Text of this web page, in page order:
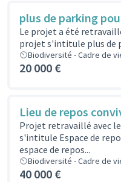
plus de parking
Le projet a été
projet s'intitule plus de
Biodiversité - Cadre de
20 000 €
Lieu de repos
Projet retravaillé avec
s'intitule Espace de
espace de repos...
Biodiversité - Cadre de
40 000 €